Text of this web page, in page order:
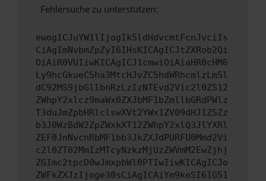
Fehlersuche zu unterstützen:
ewogICJuYW1lIjogIk5ldHdvcmtFcnJvciIs
CiAgImNvbmZpZyI6IHsKICAgICJtZXRob2Qi
OiAiR0VUIiwKICAgICJ1cmwiOiAiaHR0cHM6
Ly9hcGkueC5ha3MtcHJvZC5hdWRhcmlzLm5l
dC92MS9jbGllbnRzLzIzNTEvd2Vic2l0ZS12
ZWhpY2xlcz9maWx0ZXJbMF1bZmllbGRdPWlz
T3duJmZpbHRlclswXVt2YWx1ZV09dHJ1ZSZz
b3J0WzBdW2ZpZWxkXT12ZWhpY2xlQ3JlYXRl
ZEF0JnNvcnRbMF1bb3JkZXJdPURFU0Mmd2Vi
c2l0ZT02MmIzMTcyNzkzMjUzZWVmM2EwZjhj
ZGImc2tpcD0wJmxpbWl0PTIwIiwKICAgICJo
ZWFkZXJzIjoge30sCiAgICAiYm9keSI6IG51